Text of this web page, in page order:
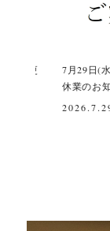
7月29日(水)
休業のお知らせ
2026.7.29(